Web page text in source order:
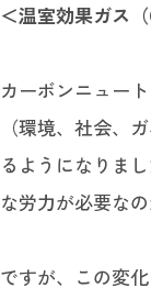
＜温室効果ガス
カーボンニュー
（環境、社会、
るようになりま
な労力が必要な
ですが、この変